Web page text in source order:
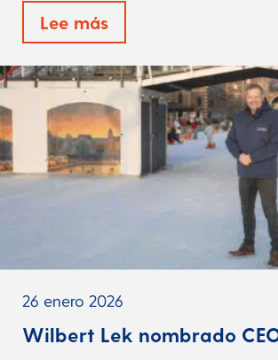
Lee más
26 enero 2026
Wilbert Lek nombrado